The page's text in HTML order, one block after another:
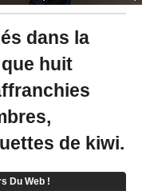
dans la
huit
de kiwi.